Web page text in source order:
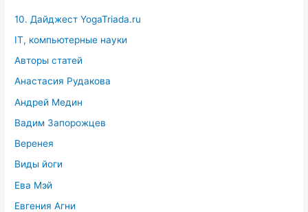
10. Дайджест YogaTriada.ru
IT, компьютерные науки
Авторы статей
Анастасия Рудакова
Андрей Медин
Вадим Запорожцев
Веренея
Виды йоги
Ева Мэй
Евгения Агни